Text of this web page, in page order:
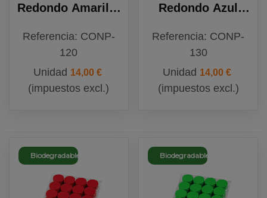
Redondo Amarillo
Referencia: CONP-
120
Unidad 14,00 €
(impuestos excl.)
Redondo Azul
Biodegradable
Referencia: CONP-
130
Unidad 14,00 €
(impuestos excl.)
Biodegradable Biodegradable